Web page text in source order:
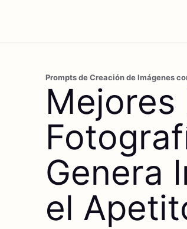
Prompts de Creación de Imágenes
Mejores
Genera
el